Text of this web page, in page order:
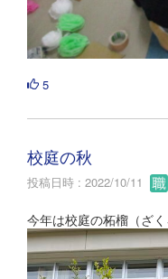
5
校庭の秋
投稿日時 : 2022/10/11
今年は校庭の柘榴（ざ